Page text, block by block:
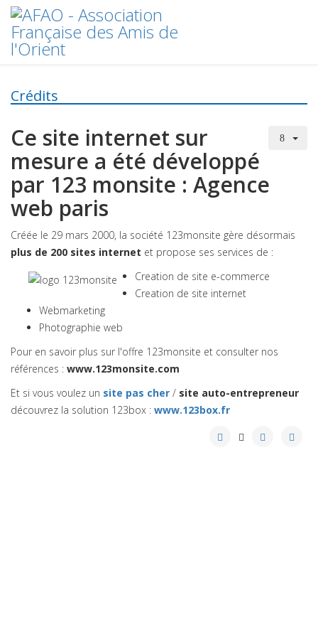
Crédits
Ce site internet sur
mesure a été développé
par 123 monsite : Agence
web paris
Créée le 29 mars 2000, la société 123monsite gère désormais
plus de 200 sites internet et propose ses services de :
Creation de site e-commerce
Creation de site internet
Webmarketing
Photographie web
Pour en savoir plus sur l'offre 123monsite et consulter nos
références : www.123monsite.com
Et si vous voulez un site pas cher / site auto-entrepreneur
découvrez la solution 123box : www.123box.fr